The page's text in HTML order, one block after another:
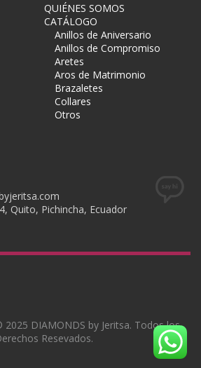
QUIÉNES SOMOS
CATÁLOGO
Anillos de Aniversario
Anillos de Compromiso
Aretes
Aros de Matrimonio
Brazaletes
Collares
Otros
Quito, Pichincha, Ecuador
2025 DIAMONDS by Jeritsa. Todos los
Resevados.